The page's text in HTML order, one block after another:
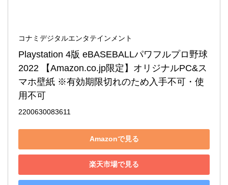
コナミデジタルエンタテインメント
Playstation 4版 eBASEBALLパワフルプロ野球
2022 【Amazon.co.jp限定】オリジナルPC&ス
マホ壁紙 ※有効期限切れのため入手不可・使
用不可
2200630083611
Amazonで見る
楽天市場で見る